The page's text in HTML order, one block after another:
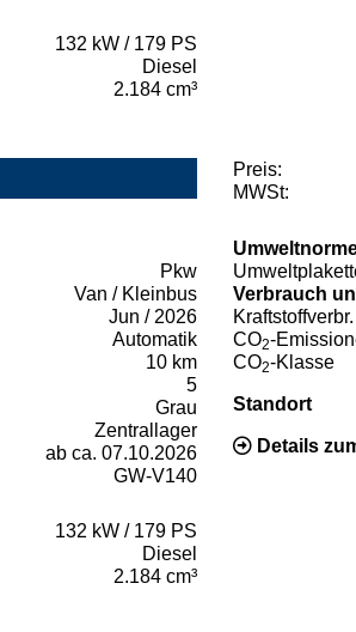
132 kW / 179 PS
Diesel
2.184 cm³
Preis:
MWSt:
Pkw
Van / Kleinbus
Jun / 2026
Automatik
10 km
5
Grau
Zentrallager
ab ca. 07.10.2026
GW-V140
132 kW / 179 PS
Diesel
2.184 cm³
Verbrauch
CO2-
CO2-Klasse
Standort
Details